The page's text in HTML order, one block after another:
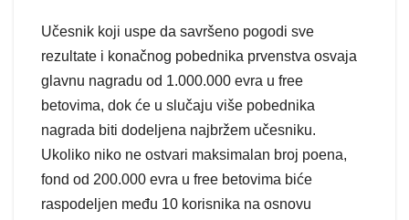
Učesnik koji uspe da savršeno pogodi sve
rezultate i konačnog pobednika prvenstva osvaja
glavnu nagradu od 1.000.000 evra u free
betovima, dok će u slučaju više pobednika
nagrada biti dodeljena najbržem učesniku.
Ukoliko niko ne ostvari maksimalan broj poena,
fond od 200.000 evra u free betovima biće
raspodeljen među 10 korisnika na osnovu